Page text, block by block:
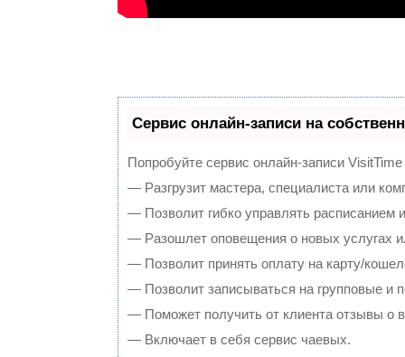
Сервис онлайн-записи на
Попробуйте сервис онлайн-записи
— Разгрузит мастера, специалиста или
— Позволит гибко управлять расписанием и
— Разошлет оповещения о новых услугах
— Позволит принять оплату на карту/
— Позволит записываться на групповые и
— Поможет получить от клиента отзывы о
— Включает в себя сервис чаевых.